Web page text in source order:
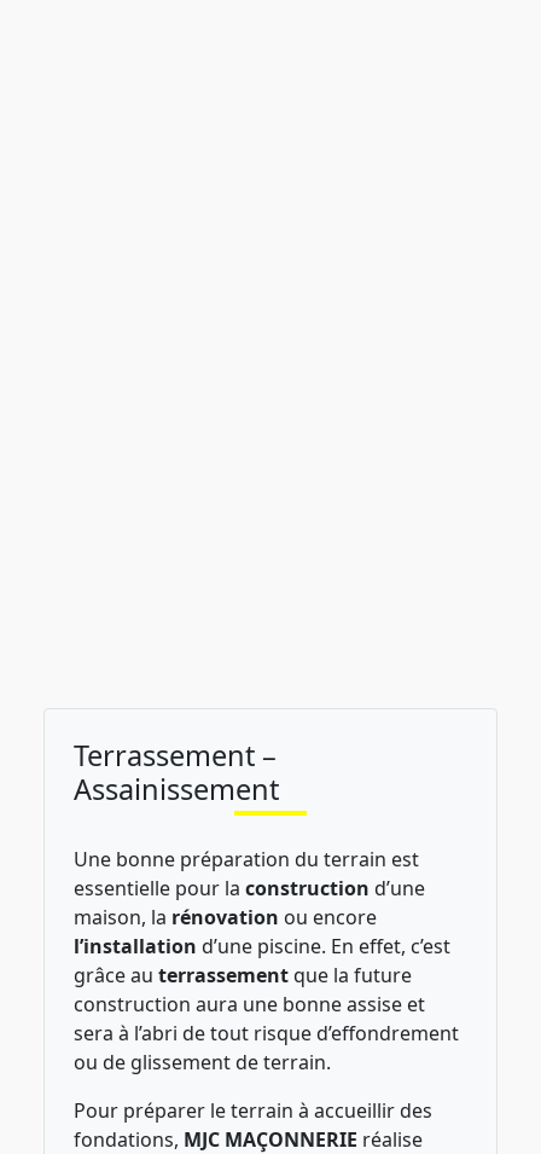
Terrassement –
Assainissement
Une bonne préparation du terrain est
essentielle pour la construction d’une
maison, la rénovation ou encore
l’installation d’une piscine. En effet, c’est
grâce au terrassementque la future
construction aura une bonne assise et
sera à l’abri de tout risque d’effondrement
ou de glissement de terrain.
Pour préparer le terrain à accueillir des
fondations, MJC MAÇONNERIE réalise